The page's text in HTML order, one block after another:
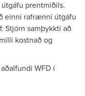
prentmiðils.
einni rafrænni útgáfu
Stjórn samþykkti að
kostnað og
WFD í